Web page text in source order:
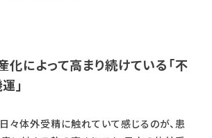
化によって高まり続けている「不
」
々体外受精に触れていて感じるのが、患